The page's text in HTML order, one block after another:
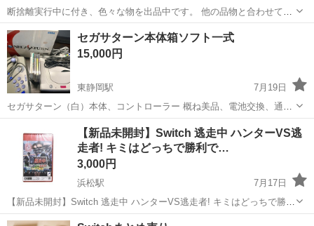
断捨離実行中に付き、色々な物を出品中です。 他の品物と合わせて購
入される場合は、値引き検討も致します。 また全ての商品共に中古品
ですので、大変申し訳ありませんが、ノークレームノーリターンでお
願い致します。 あと別の場所やフリ...
静岡 掛川市 西掛川駅 テレビゲーム
マリオカートレーシングホイール
セガサターン本体箱ソフト一式
15,000円
東静岡駅
7月19日
セガサターン（白）本体、コントローラー 概ね美品、電池交換、通電
確認済み 箱 へこみなどはありませんが焼け、汚れ、スレ、中古シール
貼付など有り バーチャスティック 使用に問題ありませんが、箱なし、
滑り止めが1箇所ありませ...
東静岡駅 テレビゲーム
バーチャスティック
【新品未開封】Switch 逃走中 ハンターVS逃
走者! キミはどっちで勝利で…
3,000円
浜松駅
7月17日
【新品未開封】Switch 逃走中 ハンターVS逃走者! キミはどっちで勝利
できるか!? パッケージ版 状態： 新品・未開封（シュリンク付き）
静岡 浜松市 浜松駅 テレビゲーム